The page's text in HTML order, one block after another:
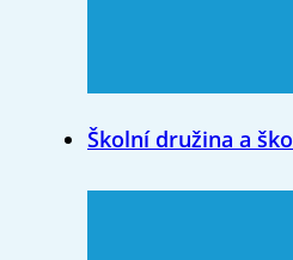
Školní družina a